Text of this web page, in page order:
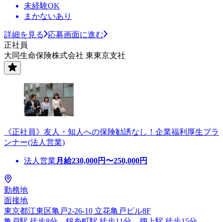
未経験OK
まかないあり
詳細を見る
応募画面に進む
正社員
大同生命保険株式会社 東東京支社
《正社員》友人・知人への保険勧誘なし！企業福利厚生プラ
ンナー(法人営業)
法人営業 月給230,000円〜250,000円
勤務地
面接地
東京都江東区亀戸2-26-10 立花亀戸ビル8F